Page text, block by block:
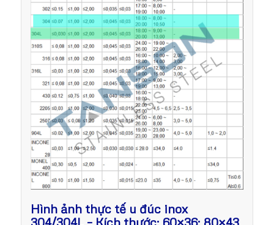
Hình ảnh thực tế u đúc inox
304/304L – Kích thước: 60×36; 80×43